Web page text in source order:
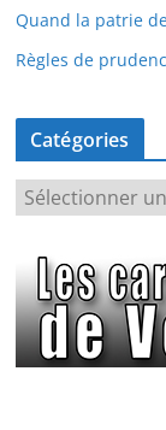
Quand la patrie
Règles de
Catégories
é
g
o
r